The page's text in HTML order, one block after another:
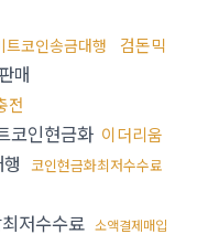
트코인송금대행
검돈믹
매
전
코인현금화 이더리움
코인현금화최저수수료
저수수료 소액결제매입